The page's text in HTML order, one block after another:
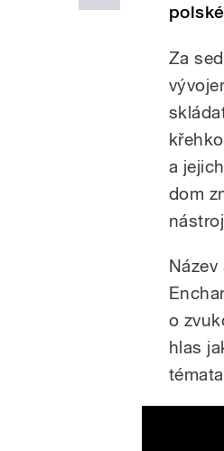
Za
a
dom
o
hlas